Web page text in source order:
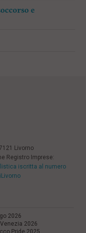
e
Livorno
Registro Imprese:
iscritta al numero
2026
2026
Pride 2025